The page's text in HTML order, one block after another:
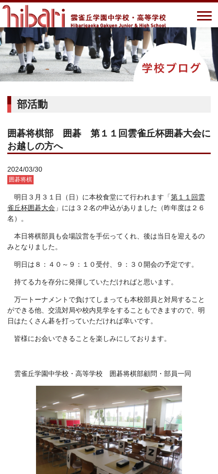
部活動
囲碁将棋部 囲碁 第１１回雲雀丘杯囲碁大会に
お越しの方へ
2024/03/30
囲碁将棋
明日３月３１日（日）に本校食堂にて行われます「第１１回雲
雀丘杯囲碁大会 」には３２名の申込がありました（昨年度は２６
名）。
本日将棋部員も会場設営を手伝ってくれ、後は当日を迎えるの
みとなりました。
明日は８：４０～９：１０受付、９：３０開会の予定です。
持てる力を存分に発揮していただければと思います。
万一トーナメントで負けてしまっても本校部員と対局すること
ができる他、交流対局や校内見学をすることもできますので、明
日はたくさん碁を打っていただければ幸いです。
皆様にお会いできることを楽しみにしております。
雲雀丘学園中学校・高等学校 囲碁将棋部顧問・部員一同